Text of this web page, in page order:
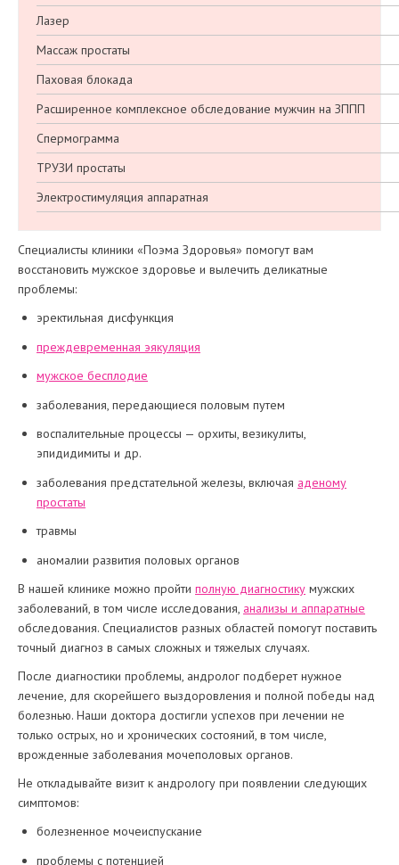
Лазер
Массаж простаты
Паховая блокада
Расширенное комплексное обследование мужчин на ЗППП
Спермограмма
ТРУЗИ простаты
Электростимуляция аппаратная
Специалисты клиники «Поэма Здоровья» помогут вам
восстановить мужское здоровье и вылечить деликатные
проблемы:
эректильная дисфункция
преждевременная эякуляция
мужское бесплодие
заболевания, передающиеся половым путем
воспалительные процессы — орхиты, везикулиты,
эпидидимиты и др.
заболевания предстательной железы, включая аденому
простаты
травмы
аномалии развития половых органов
В нашей клинике можно пройти полную диагностику мужских
заболеваний, в том числе исследования, анализы и аппаратные
обследования. Специалистов разных областей помогут поставить
точный диагноз в самых сложных и тяжелых случаях.
После диагностики проблемы, андролог подберет нужное
лечение, для скорейшего выздоровления и полной победы над
болезнью. Наши доктора достигли успехов при лечении не
только острых, но и хронических состояний, в том числе,
врожденные заболевания мочеполовых органов.
Не откладывайте визит к андрологу при появлении следующих
симптомов:
болезненное мочеиспускание
проблемы с потенцией